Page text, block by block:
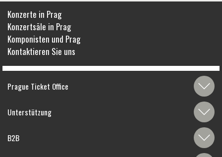
Konzerte in Prag
Konzertsäle in Prag
Komponisten und Prag
Kontaktieren Sie uns
Prague Ticket Office
Unterstützung
B2B